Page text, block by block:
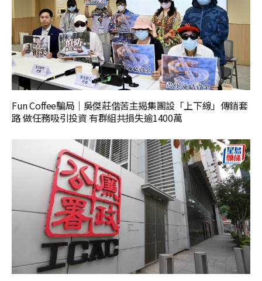
Fun Coffee騙局｜吳傑莊偕苦主揭集團設「上下線」傳銷套
路 做任務吸引投資 有群組共損失逾1400萬